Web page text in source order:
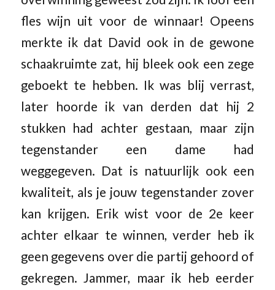
fles wijn uit voor de winnaar! Opeens
merkte ik dat David ook in de gewone
schaakruimte zat, hij bleek ook een zege
geboekt te hebben. Ik was blij verrast,
later hoorde ik van derden dat hij 2
stukken had achter gestaan, maar zijn
tegenstander een dame had
weggegeven. Dat is natuurlijk ook een
kwaliteit, als je jouw tegenstander zover
kan krijgen. Erik wist voor de 2e keer
achter elkaar te winnen, verder heb ik
geen gegevens over die partij gehoord of
gekregen. Jammer, maar ik heb eerder